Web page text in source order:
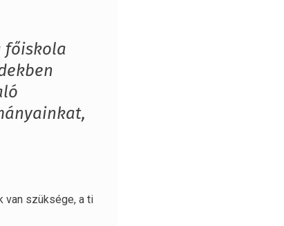
főiskola
van szüksége, a ti